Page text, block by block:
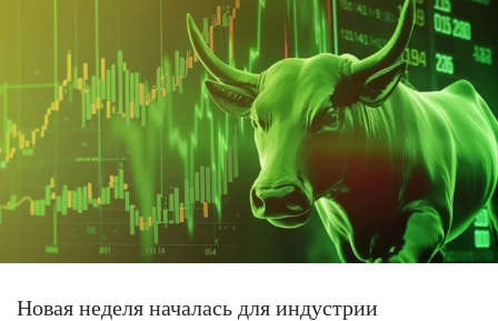
Новая неделя началась для индустрии